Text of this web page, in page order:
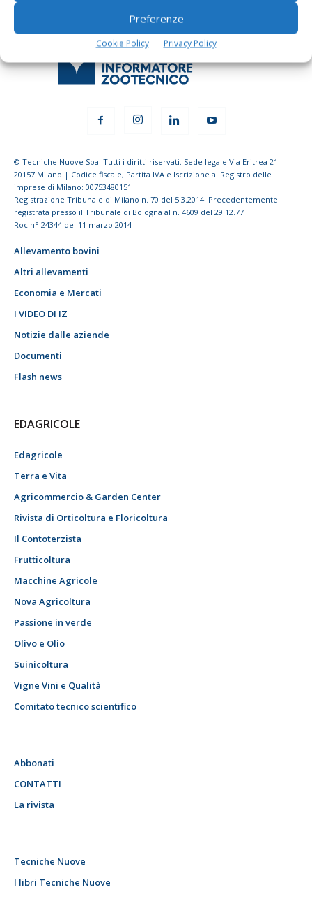
Preferenze
Cookie Policy Privacy Policy
© Tecniche Nuove Spa. Tutti i diritti riservati. Sede legale Via Eritrea 21 -
20157 Milano | Codice fiscale, Partita IVA e Iscrizione al Registro delle
imprese di Milano: 00753480151
Registrazione Tribunale di Milano n. 70 del 5.3.2014. Precedentemente
registrata presso il Tribunale di Bologna al n. 4609 del 29.12.77
Roc n° 24344 del 11 marzo 2014
Allevamento bovini
Altri allevamenti
Economia e Mercati
I VIDEO DI IZ
Notizie dalle aziende
Documenti
Flash news
EDAGRICOLE
Edagricole
Terra e Vita
Agricommercio & Garden Center
Rivista di Orticoltura e Floricoltura
Il Contoterzista
Frutticoltura
Macchine Agricole
Nova Agricoltura
Passione in verde
Olivo e Olio
Suinicoltura
Vigne Vini e Qualità
Comitato tecnico scientifico
Abbonati
CONTATTI
La rivista
Tecniche Nuove
I libri Tecniche Nuove